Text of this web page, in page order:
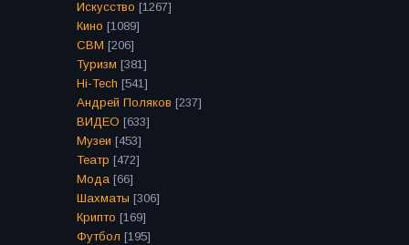
Искусство [1267]
Кино [1089]
СВМ [206]
Туризм [381]
Hi-Tech [541]
Андрей Поляков [237]
ВИДЕО [633]
Музеи [453]
Театр [472]
Мода [66]
Шахматы [306]
Крипто [169]
Футбол [195]